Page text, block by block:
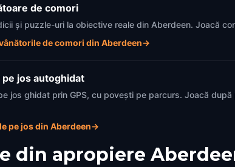
de comori
și puzzle-uri la obiective reale din Aberdeen. Joacă
de comori din Aberdeen→
pe jos autoghidat
jos ghidat prin GPS, cu povești pe parcurs. Joacă
pe jos din Aberdeen→
din apropiere